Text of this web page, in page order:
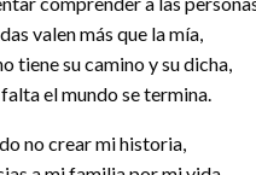
valen más que la mía,
tiene su camino y su dicha,
el mundo se termina.
no crear mi historia,